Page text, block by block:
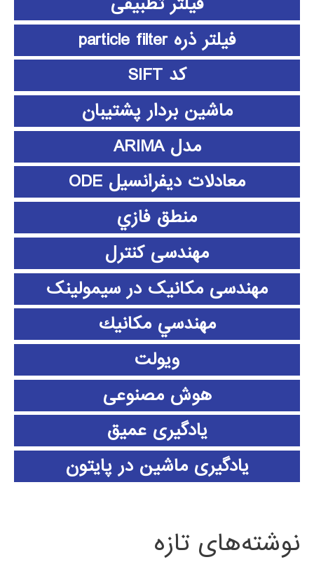
فیلتر ذره particle filter
کد SIFT
ماشین بردار پشتیبان
مدل ARIMA
معادلات دیفرانسیل ODE
منطق فازي
مهندسی کنترل
مهندسی مکانیک در سیمولینک
مهندسي مكانيك
ویولت
هوش مصنوعی
یادگیری عمیق
یادگیری ماشین در پایتون
نوشته‌های تازه